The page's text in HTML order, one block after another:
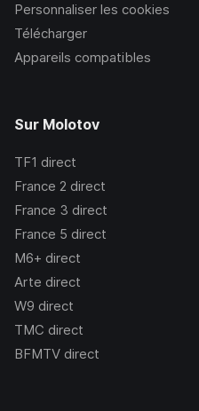
Personnaliser les cookies
Télécharger
Appareils compatibles
Sur Molotov
TF1 direct
France 2 direct
France 3 direct
France 5 direct
M6+ direct
Arte direct
W9 direct
TMC direct
BFMTV direct